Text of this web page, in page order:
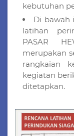
kebutuhan
Di bawah
latihan
PASAR
merupakan
rangkaian
kegiatan
ditetapkan.